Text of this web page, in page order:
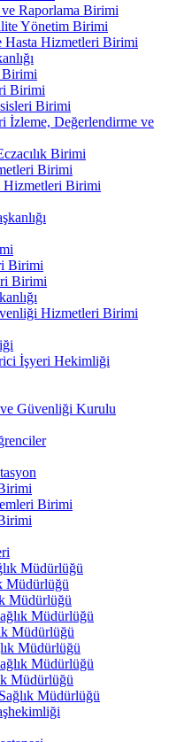
Raporlama Birimi
Yönetim Birimi
Hasta Hizmetleri Birimi
Birimi
Birimi
Birimi
İzleme, Değerlendirme ve
Birimi
Birimi
Hizmetleri Birimi
Birimi
Birimi
Hizmetleri Birimi
İşyeri Hekimliği
ve Güvenliği Kurulu
Birimi
Müdürlüğü
Müdürlüğü
Müdürlüğü
Müdürlüğü
Müdürlüğü
Müdürlüğü
Müdürlüğü
Müdürlüğü
Müdürlüğü